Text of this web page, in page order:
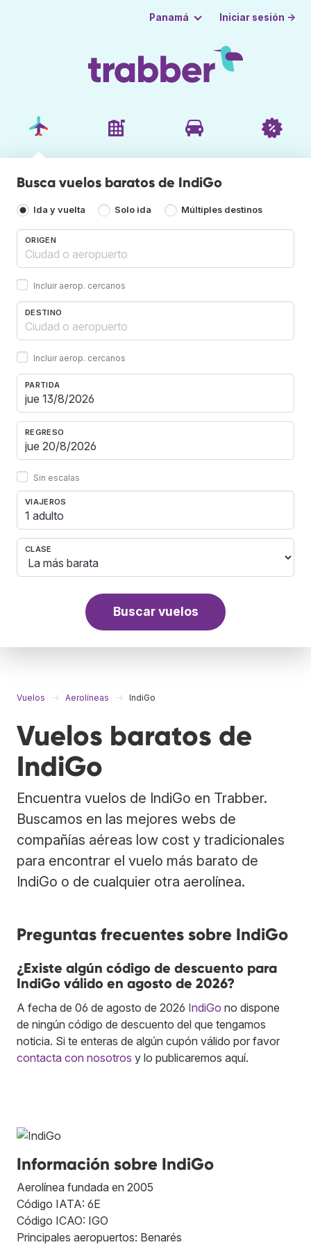
Panamá Iniciar sesión →
Busca vuelos baratos de IndiGo
Ida y vuelta Solo ida Múltiples destinos
ORIGEN
Incluir aerop. cercanos
DESTINO
Incluir aerop. cercanos
PARTIDA
REGRESO
Sin escalas
VIAJEROS
1 adulto
CLASE
Buscar vuelos
Vuelos Aerolíneas IndiGo
Vuelos baratos de
IndiGo
Encuentra vuelos de IndiGo en Trabber.
Buscamos en las mejores webs de
compañías aéreas low cost y tradicionales
para encontrar el vuelo más barato de
IndiGo o de cualquier otra aerolínea.
Preguntas frecuentes sobre IndiGo
¿Existe algún código de descuento para
IndiGo válido en agosto de 2026?
A fecha de 06 de agosto de 2026 IndiGo no dispone
de ningún código de descuento del que tengamos
noticia. Si te enteras de algún cupón válido por favor
contacta con nosotros y lo publicaremos aquí.
Información sobre IndiGo
Aerolínea fundada en 2005
Código IATA: 6E
Código ICAO: IGO
Principales aeropuertos: Benarés